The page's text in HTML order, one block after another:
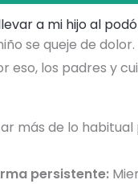
a mi hijo al
se queje de
eso, los padres y
más de lo
persistente: